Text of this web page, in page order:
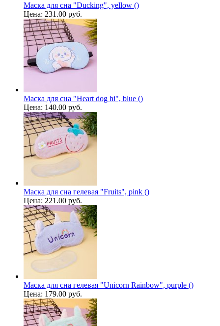
Маска для сна "Ducking", yellow ()
Цена: 231.00 руб.
Маска для сна "Heart dog hi", blue ()
Цена: 140.00 руб.
Маска для сна гелевая "Fruits", pink ()
Цена: 221.00 руб.
Маска для сна гелевая "Unicorn Rainbow", purple ()
Цена: 179.00 руб.